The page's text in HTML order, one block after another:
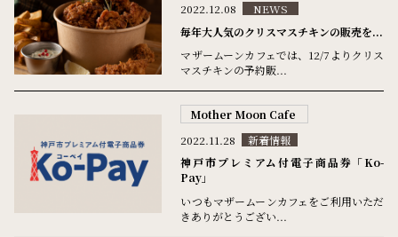
2022.12.08
NEWS
毎年大人気のクリスマスチキンの販売を...
マザームーンカフェでは、12/7よりクリス
マスチキンの予約販...
Mother Moon Cafe
2022.11.28
新着情報
神戸市プレミアム付電子商品券「Ko-
Pay」
いつもマザームーンカフェをご利用いただ
きありがとうござい...